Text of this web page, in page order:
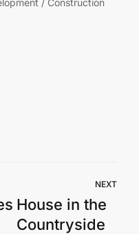
/ Construction
NEXT
House in the
Countryside